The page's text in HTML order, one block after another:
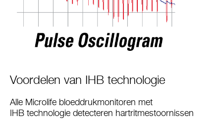
Voordelen van IHB technologie
Alle Microlife bloeddrukmonitoren met
IHB technologie detecteren hartritmestoornissen